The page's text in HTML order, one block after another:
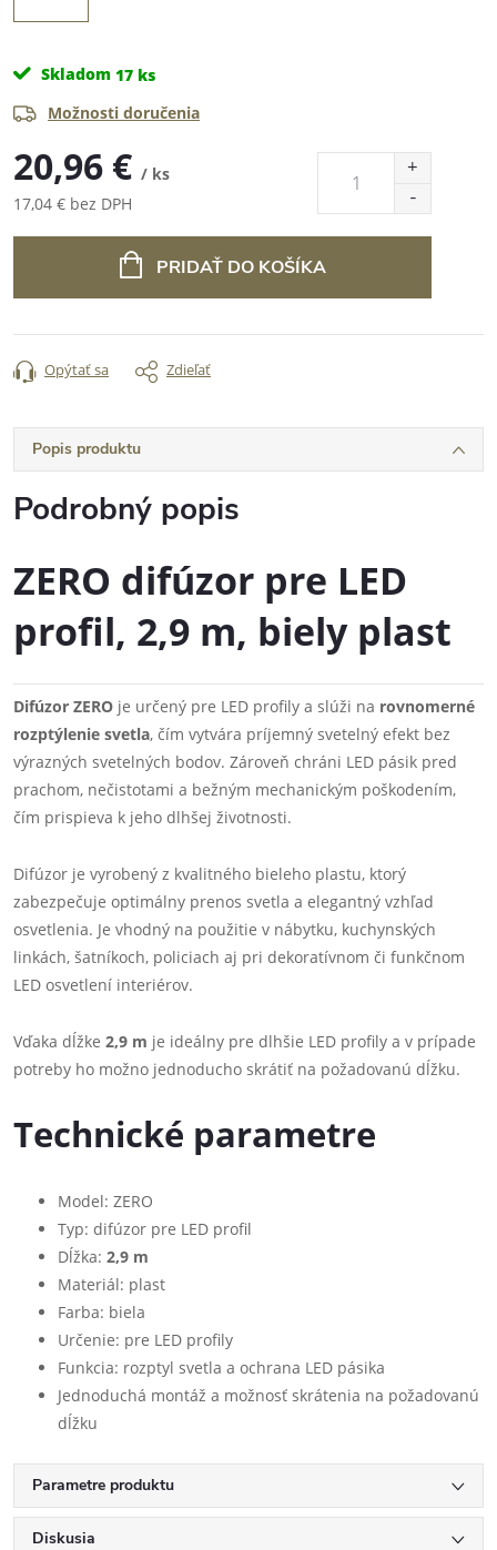
Skladom 17 ks
Možnosti doručenia
20,96 € / ks
17,04 € bez DPH
PRIDAŤ DO KOŠÍKA
Opýtať sa Zdieľať
Popis produktu
Podrobný popis
ZERO difúzor pre LED
profil, 2,9 m, biely plast
Difúzor ZERO je určený pre LED profily a slúži na rovnomerné
rozptýlenie svetla, čím vytvára príjemný svetelný efekt bez
výrazných svetelných bodov. Zároveň chráni LED pásik pred
prachom, nečistotami a bežným mechanickým poškodením,
čím prispieva k jeho dlhšej životnosti.
Difúzor je vyrobený z kvalitného bieleho plastu, ktorý
zabezpečuje optimálny prenos svetla a elegantný vzhľad
osvetlenia. Je vhodný na použitie v nábytku, kuchynských
linkách, šatníkoch, policiach aj pri dekoratívnom či funkčnom
LED osvetlení interiérov.
Vďaka dĺžke 2,9 m je ideálny pre dlhšie LED profily a v prípade
potreby ho možno jednoducho skrátiť na požadovanú dĺžku.
Technické parametre
Model: ZERO
Typ: difúzor pre LED profil
Dĺžka: 2,9 m
Materiál: plast
Farba: biela
Určenie: pre LED profily
Funkcia: rozptyl svetla a ochrana LED pásika
Jednoduchá montáž a možnosť skrátenia na požadovanú
dĺžku
Parametre produktu
Diskusia